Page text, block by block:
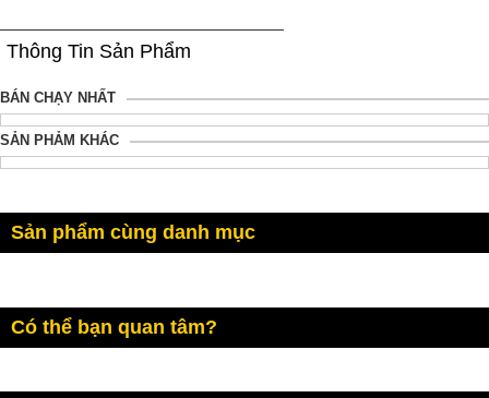
Thông Tin Sản Phẩm
BÁN CHẠY NHẤT
SẢN PHẢM KHÁC
Sản phẩm cùng danh mục
Có thể bạn quan tâm?